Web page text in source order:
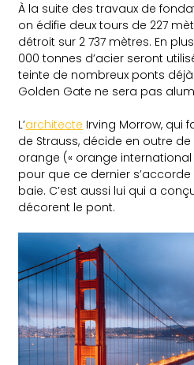
À la suite des travaux de
on édifie deux tours de 227
détroit sur 2 737 mètres. En
000 tonnes d’acier seront
teinte de nombreux ponts
Golden Gate ne sera pas
L’architecte Irving Morrow, qui
de Strauss, décide en outre
orange (« orange international
pour que ce dernier
baie. C’est aussi lui qui a
décorent le pont.